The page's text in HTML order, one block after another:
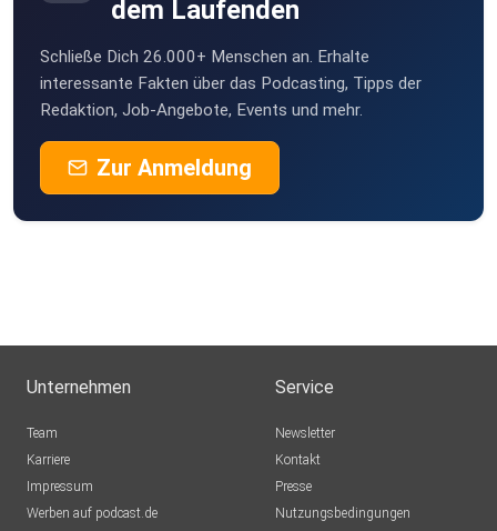
dem Laufenden
Schließe Dich 26.000+ Menschen an. Erhalte
interessante Fakten über das Podcasting, Tipps der
Redaktion, Job-Angebote, Events und mehr.
Zur Anmeldung
Unternehmen
Team
Karriere
Impressum
Werben auf podcast.de
Service
Newsletter
Kontakt
Presse
Nutzungsbedingungen